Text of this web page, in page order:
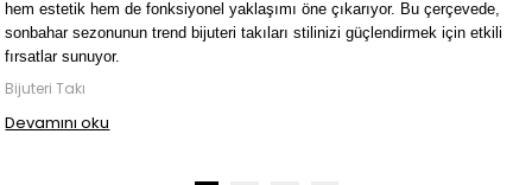
hem estetik hem de fonksiyonel yaklaşımı öne çıkarıyor. Bu çerçevede,
sonbahar sezonunun trend bijuteri takıları stilinizi güçlendirmek için etkili
fırsatlar sunuyor.
Bijuteri Takı
Devamını oku